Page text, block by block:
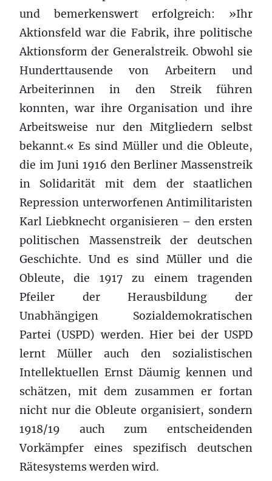
und bemerkenswert erfolgreich: »Ihr
Aktionsfeld war die Fabrik, ihre politische
Aktionsform der Generalstreik. Obwohl sie
Hunderttausende von Arbeitern und
Arbeiterinnen in den Streik führen
konnten, war ihre Organisation und ihre
Arbeitsweise nur den Mitgliedern selbst
bekannt.« Es sind Müller und die Obleute,
die im Juni 1916 den Berliner Massenstreik
in Solidarität mit dem der staatlichen
Repression unterworfenen Antimilitaristen
Karl Liebknecht organisieren – den ersten
politischen Massenstreik der deutschen
Geschichte. Und es sind Müller und die
Obleute, die 1917 zu einem tragenden
Pfeiler der Herausbildung der
Unabhängigen Sozialdemokratischen
Partei (USPD) werden. Hier bei der USPD
lernt Müller auch den sozialistischen
Intellektuellen Ernst Däumig kennen und
schätzen, mit dem zusammen er fortan
nicht nur die Obleute organisiert, sondern
1918/19 auch zum entscheidenden
Vorkämpfer eines spezifisch deutschen
Rätesystems werden wird.